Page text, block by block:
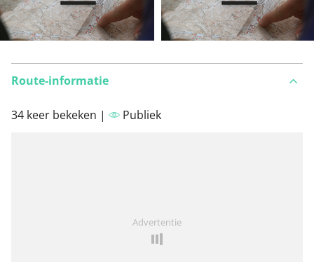
Route-informatie
34 keer bekeken | Publiek
Advertentie